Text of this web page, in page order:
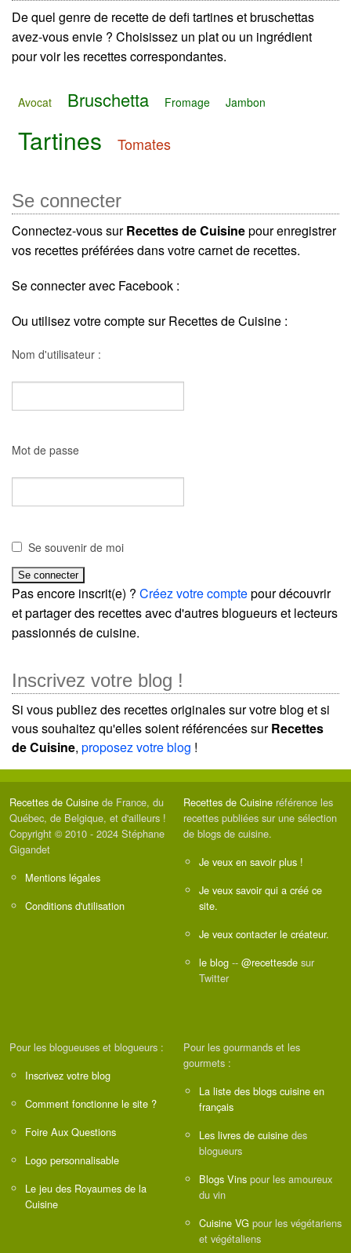
De quel genre de recette de defi tartines et bruschettas
avez-vous envie ? Choisissez un plat ou un ingrédient
pour voir les recettes correspondantes.
Avocat Bruschetta Fromage Jambon
Tartines Tomates
Se connecter
Connectez-vous surRecettes de Cuisinepour enregistrer
vos recettes préférées dans votre carnet de recettes.
Se connecter avec Facebook :
Ou utilisez votre compte sur Recettes de Cuisine :
Nom d'utilisateur :
Mot de passe
Se souvenir de moi
Pas encore inscrit(e) ? Créez votre comptepour découvrir
et partager des recettes avec d'autres blogueurs et lecteurs
passionnés de cuisine.
Inscrivez votre blog !
Si vous publiez des recettes originales sur votre blog et si
vous souhaitez qu'elles soient référencées surRecettes
de Cuisine, proposez votre blog !
Recettes de Cuisine de France, du
Québec, de Belgique, et d'ailleurs !
Copyright © 2010 - 2024 Stéphane
Gigandet
Mentions légales
Conditions d'utilisation
Recettes de Cuisine référence les
recettes publiées sur une sélection
de blogs de cuisine.
Je veux en savoir plus !
Je veux savoir qui a créé ce
site.
Je veux contacter le créateur.
le blog -- @recettesde sur
Twitter
Pour les blogueuses et blogueurs :
Inscrivez votre blog
Comment fonctionne le site ?
Foire Aux Questions
Logo personnalisable
Le jeu des Royaumes de la
Cuisine
Pour les gourmands et les
gourmets :
La liste des blogs cuisine en
français
Les livres de cuisine des
blogueurs
Blogs Vins pour les amoureux
du vin
Cuisine VG pour les végétariens
et végétaliens